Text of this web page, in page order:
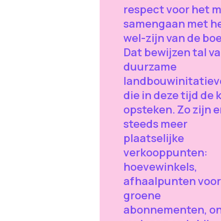
respect voor het
samengaan met
wel-zijn van de
Dat bewijzen tal
duurzame
die in deze tijd de
opsteken. Zo zijn
steeds meer
plaatselijke
verkooppunten:
hoevewinkels,
afhaalpunten voor
groene
abonnementen,